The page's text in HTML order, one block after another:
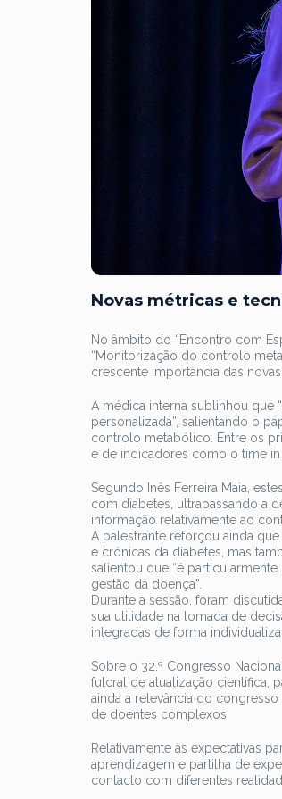
Novas métricas e
No âmbito do “Encontro com
“Monitorização do controlo
crescente importância das
A médica interna sublinhou que
personalizada”, salientando o
controlo metabólico. Entre os
e de indicadores como o time
Segundo Inês Ferreira Maia,
com diabetes, ultrapassando a
informação relativamente ao
A palestrante reforçou ainda
e crónicas da diabetes, mas
salientou que “é
gestão da doença”.
Durante a sessão, foram
sua utilidade na tomada de
integradas de forma
Sobre o 32.º Congresso
fulcral de atualização científica,
ainda a relevância do
de doentes complexos.
Relativamente às expectativas
aprendizagem e partilha de
contacto com diferentes